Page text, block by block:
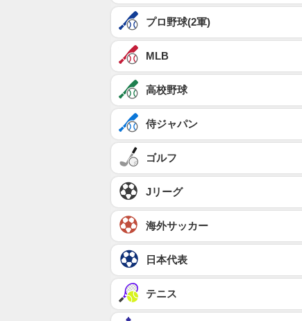
プロ野球(2軍)
MLB
高校野球
侍ジャパン
ゴルフ
Jリーグ
海外サッカー
日本代表
テニス